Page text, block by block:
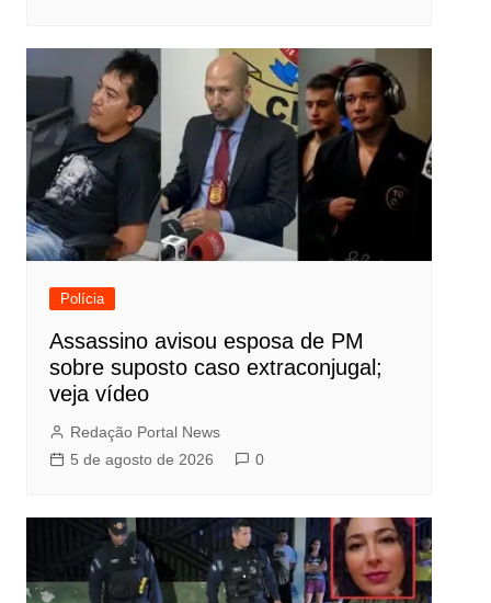
Polícia
Assassino avisou esposa de PM
sobre suposto caso extraconjugal;
veja vídeo
Redação Portal News
5 de agosto de 2026
0